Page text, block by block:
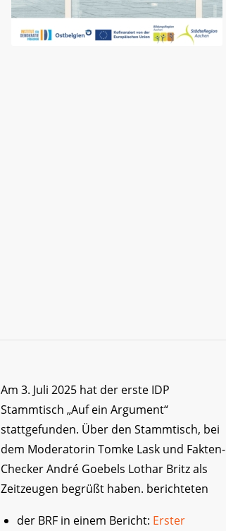
Am 3. Juli 2025 hat der erste IDP
Stammtisch „Auf ein Argument“
stattgefunden. Über den Stammtisch, bei
dem Moderatorin Tomke Lask und Fakten-
Checker André Goebels Lothar Britz als
Zeitzeugen begrüßt haben. berichteten
der BRF in einem Bericht: Erster